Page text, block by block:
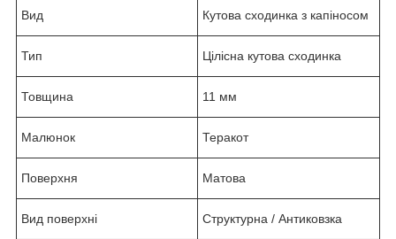
Вид Кутова сходинка з капіносом
Тип Цілісна кутова сходинка
Товщина 11 мм
Малюнок Теракот
Поверхня Матова
Вид поверхні Структурна / Антиковзка